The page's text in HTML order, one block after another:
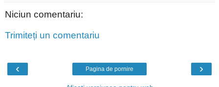
Niciun comentariu:
Trimiteți un comentariu
‹ ›
Pagina de pornire